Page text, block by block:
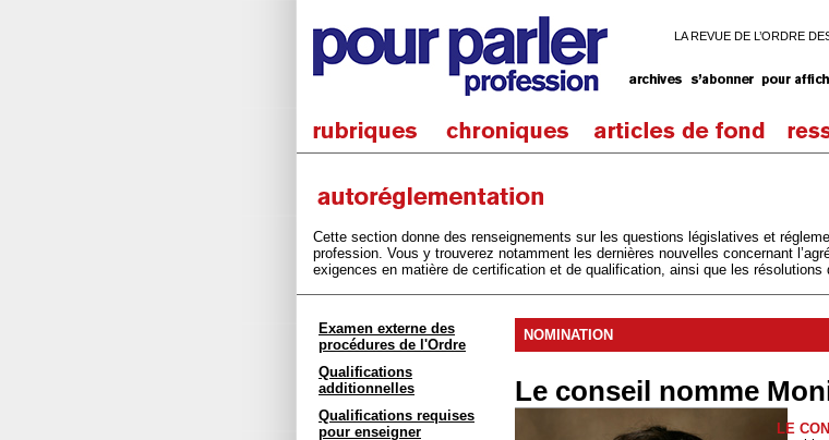
LA REVUE DE L’ORDRE
Cette section donne des renseignements sur les questions législatives et
profession. Vous y trouverez notamment les dernières nouvelles concernant
exigences en matière de certification et de qualification, ainsi que les résolutions
Examen externe des
procédures de l'Ordre
Qualifications
additionnelles
Qualifications requises
pour enseigner
NOMINATION
Le conseil nomme
LE